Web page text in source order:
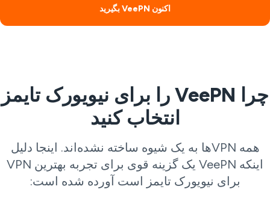
اکنون VeePN بگیرید
چرا VeePN را برای نیویورک تایمز
انتخاب کنید
همه VPN‌ها به یک شیوه ساخته نشده‌اند. اینجا دلیل
اینکه VeePN یک گزینه قوی برای تجربه بهترین VPN
برای نیویورک تایمز است آورده شده است: